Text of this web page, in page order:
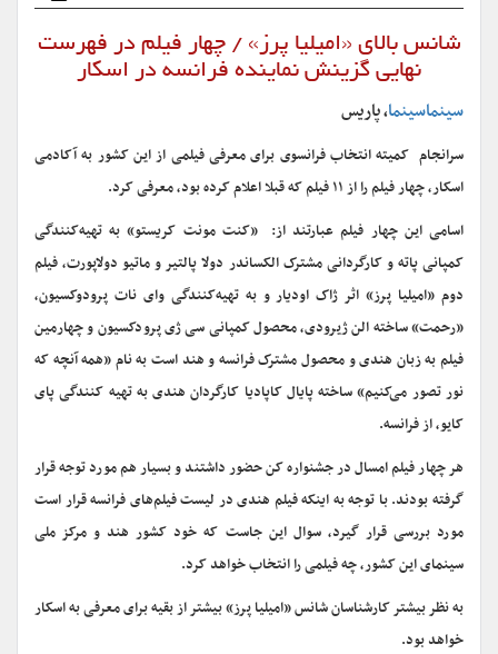
شانس بالای «امیلیا پرز» / چهار فیلم در فهرست
نهایی گزینش نماینده فرانسه در اسکار
سینماسینما، پاریس
سرانجام کمیته انتخاب فرانسوی ‌برای معرفی فیلمی از این کشور به آکادمی
اسکار، چهار فیلم را از ۱۱ فیلم که قبلا اعلام کرده بود، معرفی کرد.
اسامی این چهار فیلم عبارتند از: «کنت مونت کریستو» به تهیه‌کنندگی
کمپانی پاته و کارگردانی مشترک الکساندر دولا پالتیر و ماتیو دولاپورت، فیلم
دوم «امیلیا پرز» اثر ژاک اودیار و به تهیه‌کنندگی وای نات پرودوکسیون،
«رحمت» ساخته الن ژیرودی، محصول کمپانی سی ژی پرودکسیون و چهارمین
فیلم به زبان هندی و محصول مشترک فرانسه و هند است به نام «همه آنچه که
نور تصور می‌کنیم» ساخته پایال کاپادیا کارگردان هندی به تهیه کنندگی پای
کایو، از فرانسه.
هر چهار فیلم امسال در جشنواره کن حضور داشتند و بسیار هم مورد توجه قرار
گرفته بودند. با توجه به اینکه فیلم هندی در لیست فیلم‌های فرانسه قرار است
مورد بررسی قرار گیرد، سوال این جاست که خود کشور هند و مرکز ملی
سینمای این کشور، چه فیلمی را انتخاب خواهد کرد.
به نظر بیشتر کارشناسان شانس «امیلیا پرز» بیشتر از بقیه برای معرفی به اسکار
خواهد بود.